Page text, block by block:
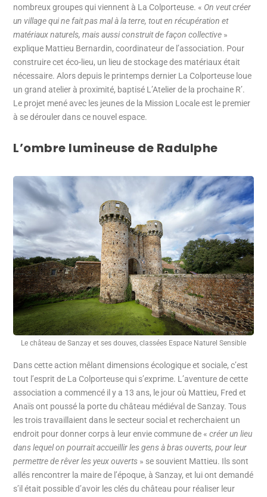
nombreux groupes qui viennent à La Colporteuse. « On veut créer
un village qui ne fait pas mal à la terre, tout en récupération et
matériaux naturels, mais aussi construit de façon collective »
explique Mattieu Bernardin, coordinateur de l’association. Pour
construire cet éco-lieu, un lieu de stockage des matériaux était
nécessaire. Alors depuis le printemps dernier La Colporteuse loue
un grand atelier à proximité, baptisé L’Atelier de la prochaine R’.
Le projet mené avec les jeunes de la Mission Locale est le premier
à se dérouler dans ce nouvel espace.
L’ombre lumineuse de Radulphe
Le château de Sanzay et ses douves, classées Espace Naturel Sensible
Dans cette action mêlant dimensions écologique et sociale, c’est
tout l’esprit de La Colporteuse qui s’exprime. L’aventure de cette
association a commencé il y a 13 ans, le jour où Mattieu, Fred et
Anaïs ont poussé la porte du château médiéval de Sanzay. Tous
les trois travaillaient dans le secteur social et recherchaient un
endroit pour donner corps à leur envie commune de «créer un lieu
dans lequel on pourrait accueillir les gens à bras ouverts, pour leur
permettre de rêver les yeux ouverts » se souvient Mattieu. Ils sont
allés rencontrer la maire de l’époque, à Sanzay, et lui ont demandé
s’il était possible d’avoir les clés du château pour réaliser leur